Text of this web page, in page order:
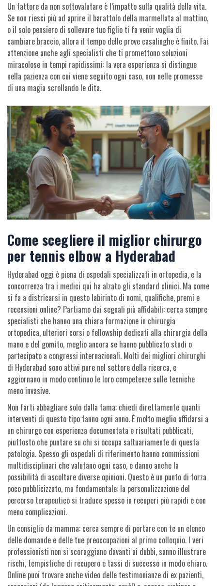
Un fattore da non sottovalutare è l’impatto sulla qualità della vita.
Se non riesci più ad aprire il barattolo della marmellata al mattino,
o il solo pensiero di sollevare tuo figlio ti fa venir voglia di
cambiare braccio, allora il tempo delle prove casalinghe è finito. Fai
attenzione anche agli specialisti che ti promettono soluzioni
miracolose in tempi rapidissimi: la vera esperienza si distingue
nella pazienza con cui viene seguito ogni caso, non nelle promesse
di una magia scrollando le dita.
Come scegliere il miglior chirurgo
per tennis elbow a Hyderabad
Hyderabad oggi è piena di ospedali specializzati in ortopedia, e la
concorrenza tra i medici qui ha alzato gli standard clinici. Ma come
si fa a districarsi in questo labirinto di nomi, qualifiche, premi e
recensioni online? Partiamo dai segnali più affidabili: cerca sempre
specialisti che hanno una chiara formazione in chirurgia
ortopedica, ulteriori corsi o fellowship dedicati alla chirurgia della
mano e del gomito, meglio ancora se hanno pubblicato studi o
partecipato a congressi internazionali. Molti dei migliori chirurghi
di Hyderabad sono attivi pure nel settore della ricerca, e
aggiornano in modo continuo le loro competenze sulle tecniche
meno invasive.
Non farti abbagliare solo dalla fama: chiedi direttamente quanti
interventi di questo tipo fanno ogni anno. È molto meglio affidarsi a
un chirurgo con esperienza documentata e risultati pubblicati,
piuttosto che puntare su chi si occupa saltuariamente di questa
patologia. Spesso gli ospedali di riferimento hanno commissioni
multidisciplinari che valutano ogni caso, e danno anche la
possibilità di ascoltare diverse opinioni. Questo è un punto di forza
poco pubblicizzato, ma fondamentale: la personalizzazione del
percorso terapeutico si traduce spesso in recuperi più rapidi e con
meno complicazioni.
Un consiglio da mamma: cerca sempre di portare con te un elenco
delle domande e delle tue preoccupazioni al primo colloquio. I veri
professionisti non si scoraggiano davanti ai dubbi, sanno illustrare
rischi, tempistiche di recupero e tassi di successo in modo chiaro.
Online puoi trovare anche video delle testimonianze di ex pazienti,